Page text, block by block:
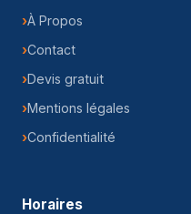
À Propos
Contact
Devis gratuit
Mentions légales
Confidentialité
Horaires